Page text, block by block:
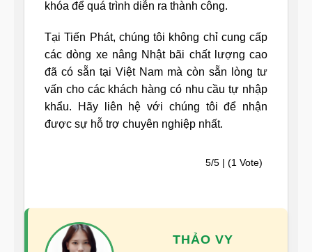
khóa để quá trình diễn ra thành công.
Tại Tiến Phát, chúng tôi không chỉ cung cấp
các dòng xe nâng Nhật bãi chất lượng cao
đã có sẵn tại Việt Nam mà còn sẵn lòng tư
vấn cho các khách hàng có nhu cầu tự nhập
khẩu. Hãy liên hệ với chúng tôi để nhận
được sự hỗ trợ chuyên nghiệp nhất.
5/5 | (1 Vote)
THẢO VY